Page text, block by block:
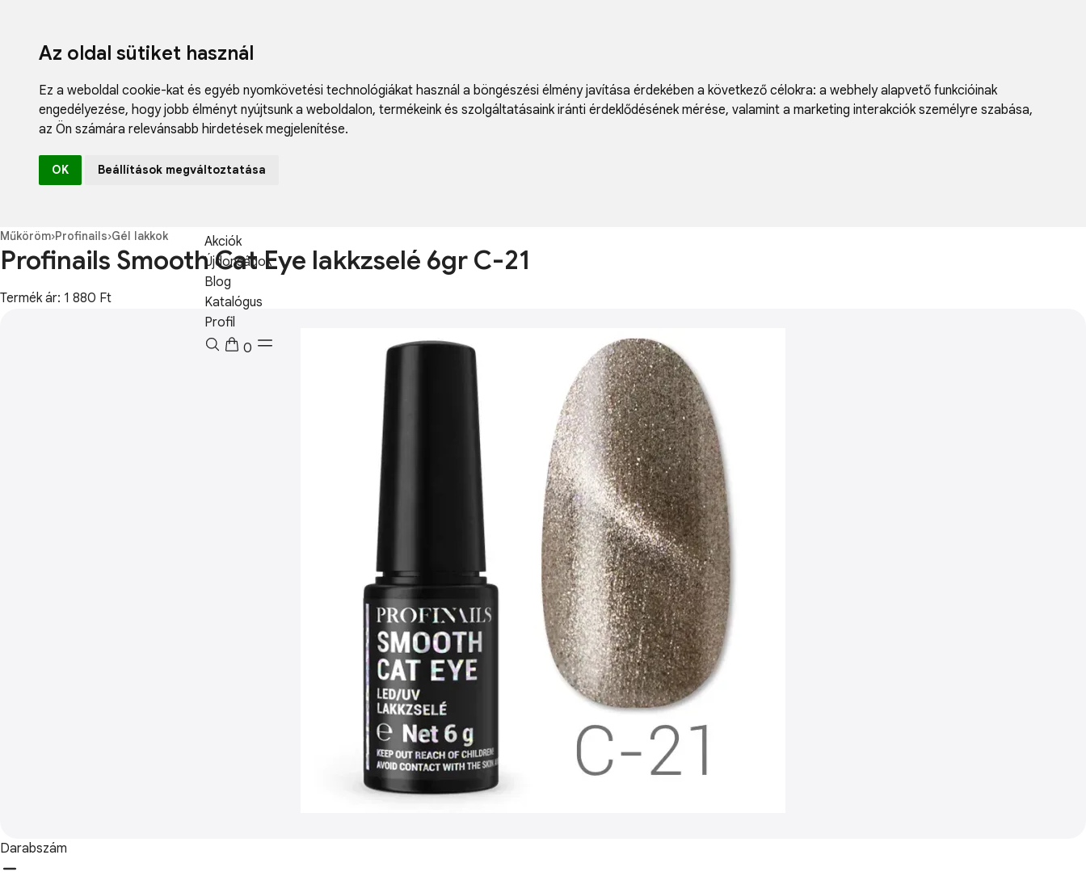
Az oldal sütiket használ
Ez a weboldal cookie-kat és egyéb nyomkövetési technológiákat használ a böngészési élmény javítása érdekében a következő célokra: a webhely alapvető funkcióinak
engedélyezése, hogy jobb élményt nyújtsunk a weboldalon, termékeink és szolgáltatásaink iránti érdeklődésének mérése, valamint a marketing interakciók személyre szabása,
az Ön számára relevánsabb hirdetések megjelenítése.
OK Beállítások megváltoztatása
Fodrászcikk
Akciók
Újdonságok
Blog
Katalógus
Profil
0
Műköröm›Profinails›Gél lakkok
Profinails Smooth Cat Eye lakkzselé 6gr C-21
Termék ár: 1 880 Ft
Darabszám